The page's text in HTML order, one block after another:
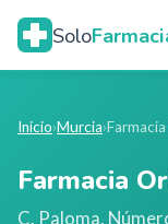
Solo
Inicio›Murcia›
Farmacia
C. Paloma,